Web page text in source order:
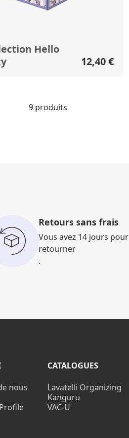
Hello
12,40 €
9 produits
Retours sans frais
Vous avez 14 jours pour
retourner
.
nous
CATALOGUES
Lavatelli Organizing
Kanguru
VAC-U